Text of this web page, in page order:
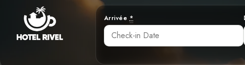
Arrivée *